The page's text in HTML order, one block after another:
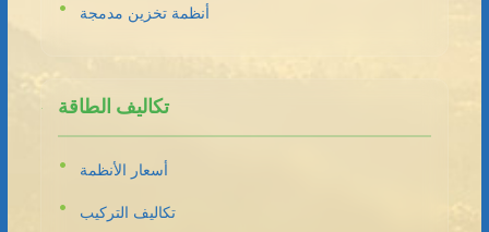
أنظمة تخزين مدمجة
تكاليف الطاقة
أسعار الأنظمة
تكاليف التركيب